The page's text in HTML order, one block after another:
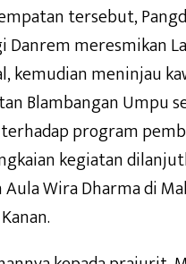
tersebut,
Danrem meresmikan
kemudian meninjau
Blambangan Umpu
program
kegiatan
Wira Dharma di